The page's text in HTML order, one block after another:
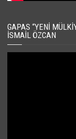
GAPAS “YENI
İSMAIL ÖZCAN